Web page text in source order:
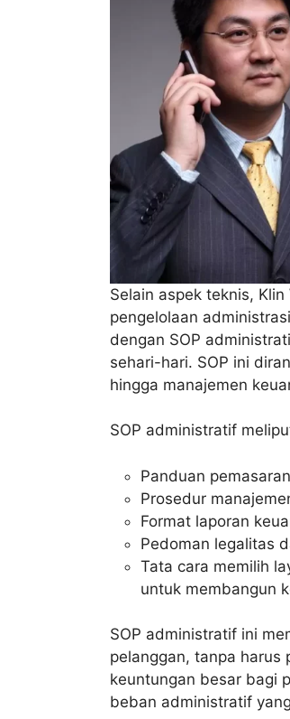
Selain aspek teknis,
pengelolaan
dengan SOP
sehari-hari. SOP ini
hingga manajemen
SOP administratif
Panduan
Prosedur
Format laporan
Pedoman legalitas
Tata cara memilih
untuk membangun
SOP administratif ini
pelanggan, tanpa harus
keuntungan besar bagi
beban administratif